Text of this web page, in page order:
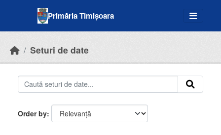
Primăria Timișoara
Seturi de date
Order by